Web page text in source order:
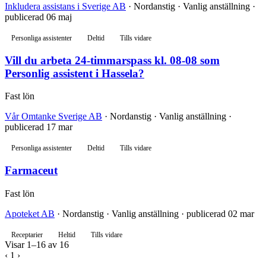
Inkludera assistans i Sverige AB · Nordanstig · Vanlig anställning ·
publicerad 06 maj
Personliga assistenter Deltid Tills vidare
Vill du arbeta 24-timmarspass kl. 08-08 som
Personlig assistent i Hassela?
Fast lön
Vår Omtanke Sverige AB · Nordanstig · Vanlig anställning ·
publicerad 17 mar
Personliga assistenter Deltid Tills vidare
Farmaceut
Fast lön
Apoteket AB · Nordanstig · Vanlig anställning · publicerad 02 mar
Receptarier Heltid Tills vidare
Visar 1–16 av 16
‹ 1 ›